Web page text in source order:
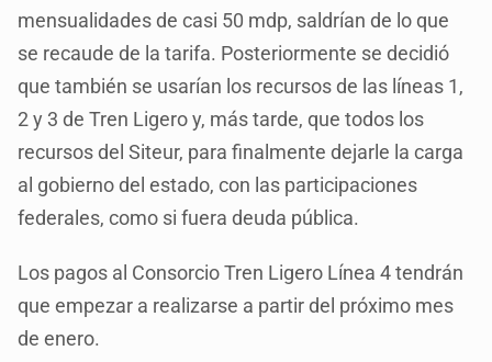
mensualidades de casi 50 mdp, saldrían de lo que
se recaude de la tarifa. Posteriormente se decidió
que también se usarían los recursos de las líneas 1,
2 y 3 de Tren Ligero y, más tarde, que todos los
recursos del Siteur, para finalmente dejarle la carga
al gobierno del estado, con las participaciones
federales, como si fuera deuda pública.
Los pagos al Consorcio Tren Ligero Línea 4 tendrán
que empezar a realizarse a partir del próximo mes
de enero.